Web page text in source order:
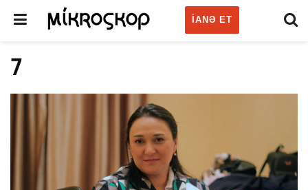
IANƏ ET
7